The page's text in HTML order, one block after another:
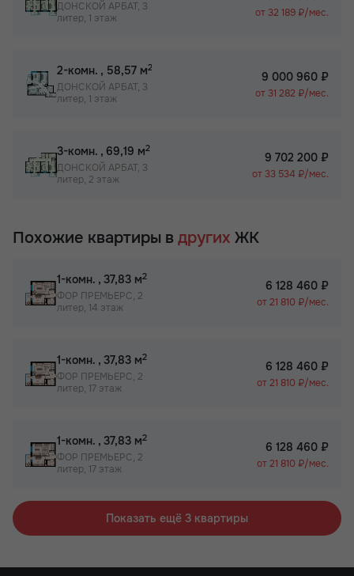
ДОНСКОЙ АРБАТ, 3
литер, 1 этаж
от 32 189 ₽/мес.
2-комн. , 58,57 м2
ДОНСКОЙ АРБАТ, 3
литер, 1 этаж
9 000 960 ₽
от 31 282 ₽/мес.
3-комн. , 69,19 м2
ДОНСКОЙ АРБАТ, 3
литер, 2 этаж
9 702 200 ₽
от 33 534 ₽/мес.
Похожие квартиры в других ЖК
1-комн. , 37,83 м2
ФОР ПРЕМЬЕРС, 2
литер, 14 этаж
6 128 460 ₽
от 21 810 ₽/мес.
1-комн. , 37,83 м2
ФОР ПРЕМЬЕРС, 2
литер, 17 этаж
6 128 460 ₽
от 21 810 ₽/мес.
1-комн. , 37,83 м2
ФОР ПРЕМЬЕРС, 2
литер, 17 этаж
6 128 460 ₽
от 21 810 ₽/мес.
Показать ещё 3 квартиры